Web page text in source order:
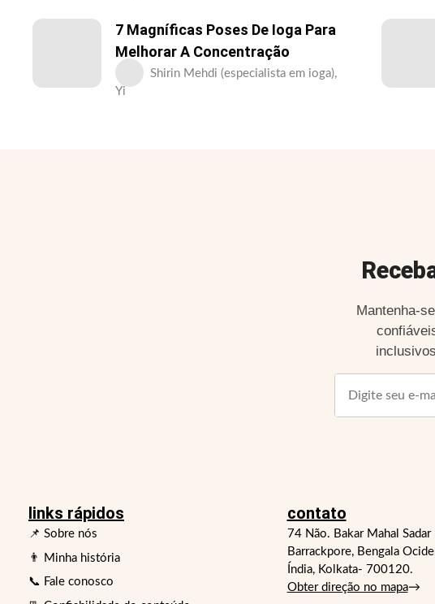
7 Magníficas Poses De Ioga Para
Melhorar A Concentração
Shirin Mehdi (especialista em ioga),
Yi
Mantenha-
links rápidos
📌 Sobre nós
👨 Minha história
📞 Fale conosco
contato
74 Não. Bakar Mahal Sadar
Barrackpore, Bengala
Índia, Kolkata- 700120.
Obter direção no mapa→